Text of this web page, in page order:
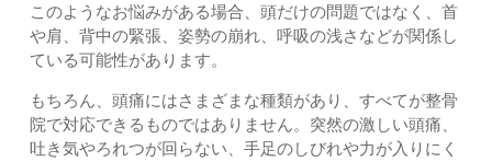
このようなお悩みがある場合、頭だけの問題ではなく、首
や肩、背中の緊張、姿勢の崩れ、呼吸の浅さなどが関係し
ている可能性があります。
もちろん、頭痛にはさまざまな種類があり、すべてが整骨
院で対応できるものではありません。突然の激しい頭痛、
吐き気やろれつが回らない、手足のしびれや力が入りにく